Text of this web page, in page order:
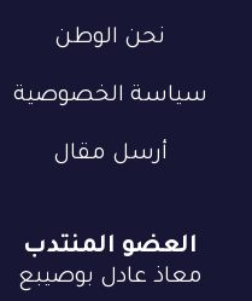
نحن الوطن
سياسة الخصوصية
أرسل مقال
العضو المنتدب
معاذ عادل بوصيبع